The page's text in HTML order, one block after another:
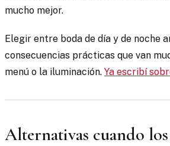
mucho mejor.
Elegir entre boda de día y de noche
consecuencias prácticas que van
menú o la iluminación. Ya escribí
Alternativas cuando